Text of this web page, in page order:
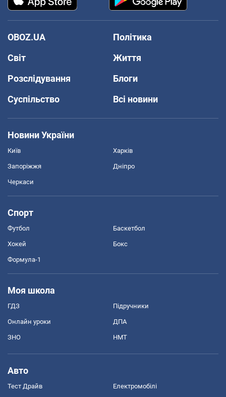
OBOZ.UA
Політика
Світ
Життя
Розслідування
Блоги
Суспільство
Всі новини
Новини України
Київ Харків
Запоріжжя Дніпро
Черкаси
Спорт
Футбол Баскетбол
Хокей Бокс
Формула-1
Моя школа
ГДЗ Підручники
Онлайн уроки ДПА
ЗНО НМТ
Авто
Тест Драйв Електромобілі